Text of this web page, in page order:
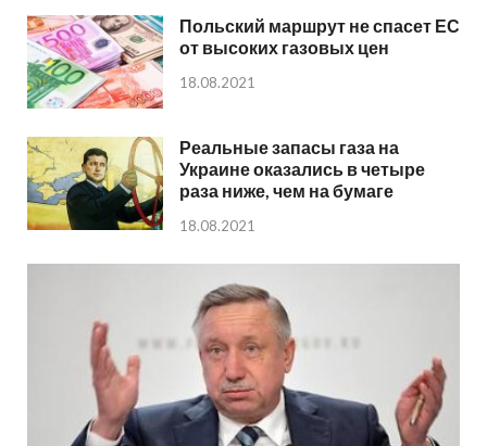
Польский маршрут не спасет ЕС
от высоких газовых цен
18.08.2021
Реальные запасы газа на
Украине оказались в четыре
раза ниже, чем на бумаге
18.08.2021